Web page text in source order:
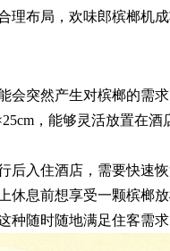
理布局，欢味郎槟榔机
会突然产生对槟榔的需
，能够灵活放置在
后入住酒店，需要快速
休息前想享受一颗槟榔
种随时随地满足住客需